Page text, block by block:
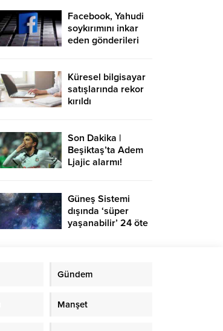
Facebook, Yahudi
soykırımını inkar
eden gönderileri
Küresel bilgisayar
satışlarında rekor
kırıldı
Son Dakika |
Beşiktaş’ta Adem
Ljajic alarmı!
Güneş Sistemi
dışında ‘süper
yaşanabilir’ 24 öte
Gündem
Manşet